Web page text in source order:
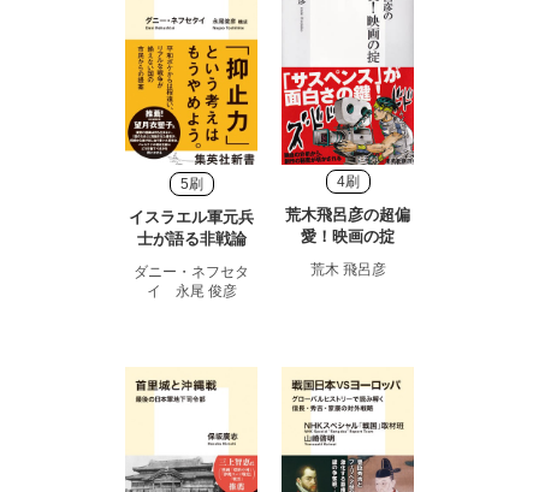
5刷
イスラエル軍元兵
士が語る非戦論
ダニー・ネフセタ
イ 永尾 俊彦
4刷
荒木飛呂彦の超偏
愛！映画の掟
荒木 飛呂彦